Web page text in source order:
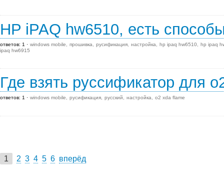
HP iPAQ hw6510, есть
ответов: 1 windows mobile прошивка русификация настройка hp ipaq hw6510
hp ipaq
ipaq hw6915
Где взять руссификатор для
ответов: 1 windows mobile русификация русский настройка o2 xda flame
1 2 3 4 5 6 вперёд